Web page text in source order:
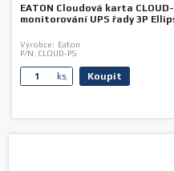
EATON Cloudová karta
monitorování UPS řady 3P
Výrobce: Eaton
P/N: CLOUD-PS
ks. Koupit